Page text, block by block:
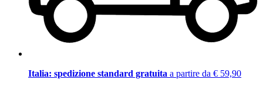
Italia: spedizione standard gratuita a partire da € 59,90